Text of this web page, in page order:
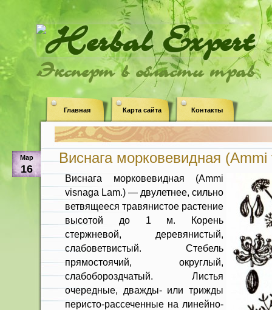
Эксперт в области трав
Главная Карта сайта Контакты
Мар
16
Виснага морковевидная
Виснага морковевидная (Ammi
visnaga Lam.) — двулетнее, сильно
ветвящееся травя­нистое растение
высотой до 1 м. Ко­рень
стержневой, деревянистый,
слабоветвистый. Стебель
прямостоячий, округлый,
слабобороздчатый. Листья
очередные, дважды- или трижды
перисто-рассеченные на линейно-